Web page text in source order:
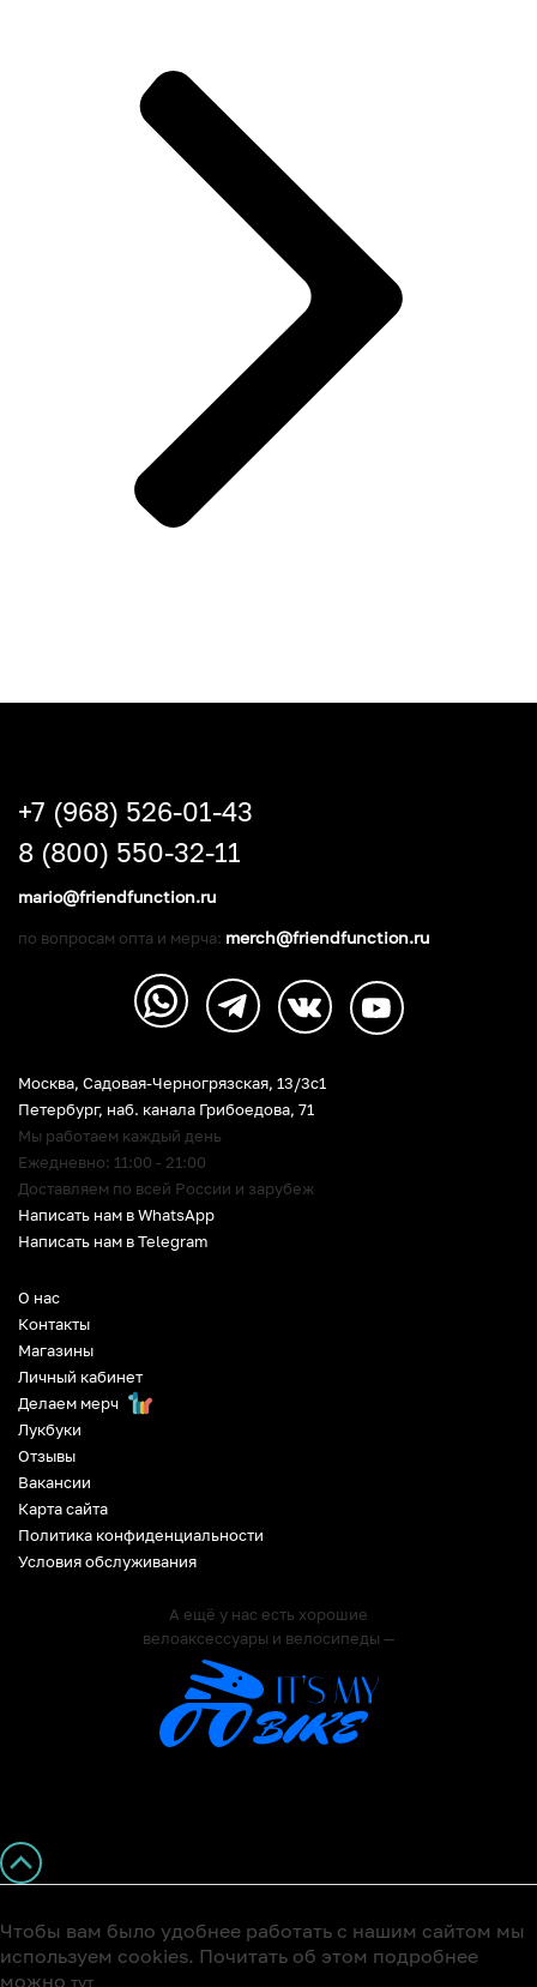
О нас
Контакты
Магазины
Личный кабинет
Делаем мерч
Лукбуки
Отзывы
Вакансии
Карта сайта
Политика конфиденциальности
Условия обслуживания
А ещё у нас есть хорошие
велоаксессуары и велосипеды —
Москва, Садовая-Черногрязская, 13/3c1
Петербург, наб. канала Грибоедова, 71
Мы работаем каждый день
Ежедневно: 11:00 - 21:00
Доставляем по всей России и зарубеж
Написать нам в WhatsApp
Написать нам в Telegram
+7 (968) 526-01-43
8 (800) 550-32-11
mario@friendfunction.ru
по вопросам опта и мерча: merch@friendfunction.ru
Чтобы вам было удобнее работать с нашим сайтом мы
используем cookies. Почитать об этом подробнее
можно тут